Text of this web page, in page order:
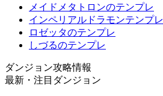
メイドメタトロンのテンプレ
インペリアルドラモンテンプレ
ロゼッタのテンプレ
しづるのテンプレ
ダンジョン攻略情報
最新・注目ダンジョン